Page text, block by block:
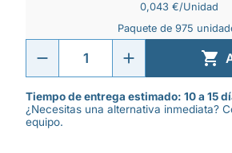
0,043 €/Unidad
Paquete de 975

Tiempo de entrega estimado: 10 a 15
¿Necesitas una alternativa inmediata?
equipo.